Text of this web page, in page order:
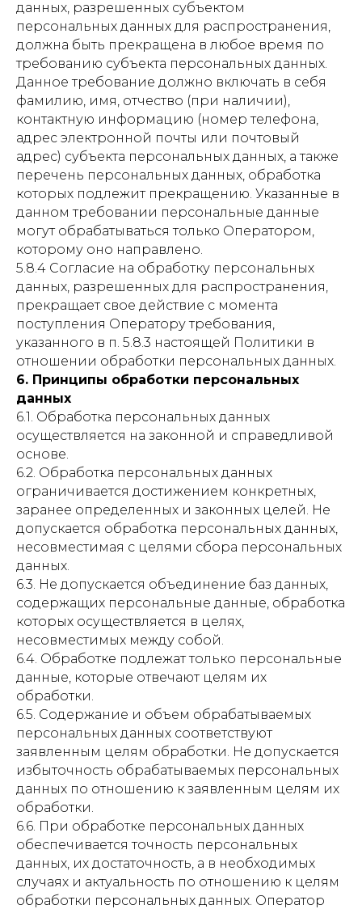
данных, разрешенных субъектом
персональных данных для распространения,
должна быть прекращена в любое время по
требованию субъекта персональных данных.
Данное требование должно включать в себя
фамилию, имя, отчество (при наличии),
контактную информацию (номер телефона,
адрес электронной почты или почтовый
адрес) субъекта персональных данных, а также
перечень персональных данных, обработка
которых подлежит прекращению. Указанные в
данном требовании персональные данные
могут обрабатываться только Оператором,
которому оно направлено.
5.8.4 Согласие на обработку персональных
данных, разрешенных для распространения,
прекращает свое действие с момента
поступления Оператору требования,
указанного в п. 5.8.3 настоящей Политики в
отношении обработки персональных данных.
6. Принципы обработки персональных
данных
6.1. Обработка персональных данных
осуществляется на законной и справедливой
основе.
6.2. Обработка персональных данных
ограничивается достижением конкретных,
заранее определенных и законных целей. Не
допускается обработка персональных данных,
несовместимая с целями сбора персональных
данных.
6.3. Не допускается объединение баз данных,
содержащих персональные данные, обработка
которых осуществляется в целях,
несовместимых между собой.
6.4. Обработке подлежат только персональные
данные, которые отвечают целям их
обработки.
6.5. Содержание и объем обрабатываемых
персональных данных соответствуют
заявленным целям обработки. Не допускается
избыточность обрабатываемых персональных
данных по отношению к заявленным целям их
обработки.
6.6. При обработке персональных данных
обеспечивается точность персональных
данных, их достаточность, а в необходимых
случаях и актуальность по отношению к целям
обработки персональных данных. Оператор